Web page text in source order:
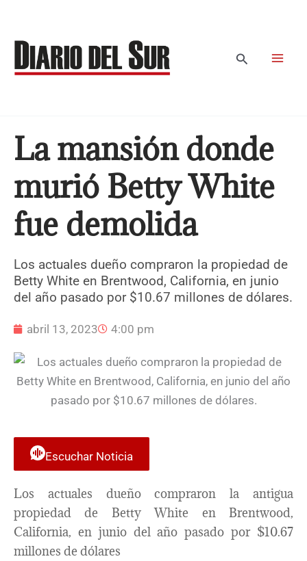
contenido
Buscar
La mansión donde
murió Betty White
fue demolida
Los actuales dueño compraron la propiedad de
Betty White en Brentwood, California, en junio
del año pasado por $10.67 millones de dólares.
abril 13, 2023 4:00 pm
Escuchar Noticia
Los actuales dueño compraron la antigua
propiedad de Betty White en Brentwood,
California, en junio del año pasado por $10.67
millones de dólares